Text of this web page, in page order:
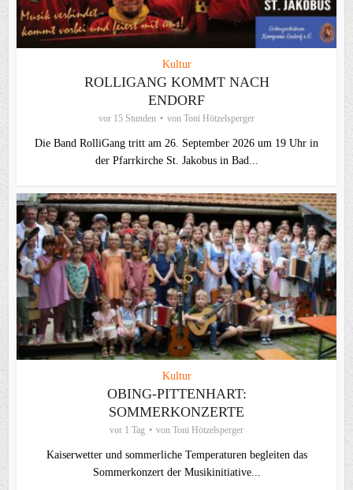
Kultur
ROLLIGANG KOMMT NACH
ENDORF
vor 15 Stunden von Toni Hötzelsperger
Die Band RolliGang tritt am 26. September 2026 um 19 Uhr in
der Pfarrkirche St. Jakobus in Bad...
Kultur
OBING-PITTENHART:
SOMMERKONZERTE
vor 1 Tag von Toni Hötzelsperger
Kaiserwetter und sommerliche Temperaturen begleiten das
Sommerkonzert der Musikinitiative...